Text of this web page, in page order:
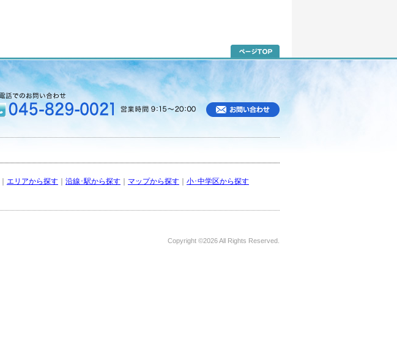
エリアから探す 沿線･駅から探す マップから探す
小･中学区から探す
Copyright ©2026 All Rights Reserved.